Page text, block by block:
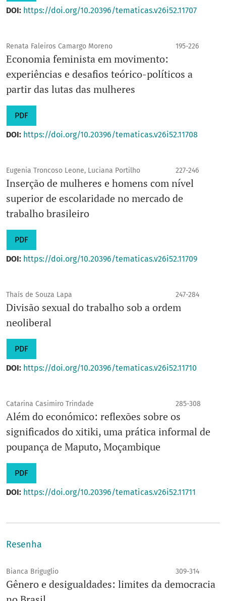
DOI: https://doi.org/10.20396/tematicas.v26i52.11707
Renata Faleiros Camargo Moreno 195-226
Economia feminista em movimento:
experiências e desafios teórico-políticos a
partir das lutas das mulheres
PDF
DOI: https://doi.org/10.20396/tematicas.v26i52.11708
Eugenia Troncoso Leone, Luciana Portilho 227-246
Inserção de mulheres e homens com nível
superior de escolaridade no mercado de
trabalho brasileiro
PDF
DOI: https://doi.org/10.20396/tematicas.v26i52.11709
Thaís de Souza Lapa 247-284
Divisão sexual do trabalho sob a ordem
neoliberal
PDF
DOI: https://doi.org/10.20396/tematicas.v26i52.11710
Catarina Casimiro Trindade 285-308
Além do económico: reflexões sobre os
significados do xitiki, uma prática informal de
poupança de Maputo, Moçambique
PDF
DOI: https://doi.org/10.20396/tematicas.v26i52.11711
Resenha
Bianca Briguglio 309-314
Gênero e desigualdades: limites da democracia